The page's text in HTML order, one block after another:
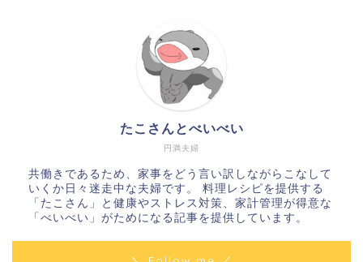
円満夫婦
たこさんとべいべい
共働きであるため、家事をどう言い訳しながらこなして
いくか日々迷走中な夫婦です。 料理レシピを提供する
「たこさん」と健康やストレス対策、家計管理が得意な
「べいべい」がためになる記事を提供しています。